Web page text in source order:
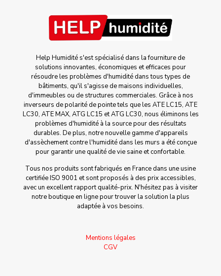
Help Humidité s'est spécialisé dans la fourniture de
solutions innovantes, économiques et efficaces pour
résoudre les problèmes d'humidité dans tous types de
bâtiments, qu'il s'agisse de maisons individuelles,
d'immeubles ou de structures commerciales. Grâce à nos
inverseurs de polarité de pointe tels que les ATE LC15, ATE
LC30, ATE MAX, ATG LC15 et ATG LC30, nous éliminons les
problèmes d'humidité à la source pour des résultats
durables. De plus, notre nouvelle gamme d'appareils
d'assèchement contre l'humidité dans les murs a été conçue
pour garantir une qualité de vie saine et confortable.
Tous nos produits sont fabriqués en France dans une usine
certifiée ISO 9001 et sont proposés à des prix accessibles,
avec un excellent rapport qualité-prix. N'hésitez pas à visiter
notre boutique en ligne pour trouver la solution la plus
adaptée à vos besoins.
Mentions légales
CGV